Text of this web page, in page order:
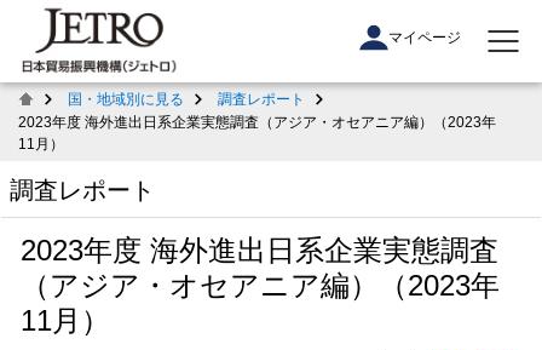
マイページ
国・地域別に見る
調査レポート
2023年度 海外進出日系企業実態調査（アジア・オセアニア編）（2023年
11月）
調査レポート
2023年度 海外進出日系企業実態調査
（アジア・オセアニア編）（2023年
11月）